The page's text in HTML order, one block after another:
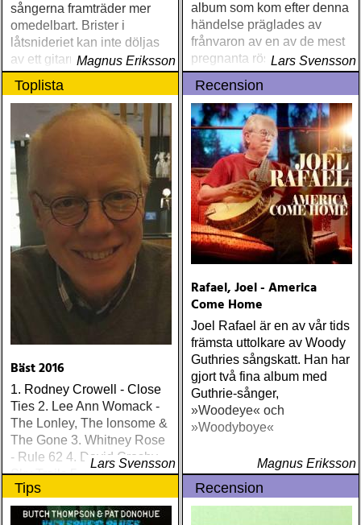
sångerna framträder mer
omedelbart. Brister i
låtsnideriet kan inte döljas
av ett gitarrsolo eller ett par
böljande klaviaturgångar
Magnus Eriksson
album som kom efter denna
händelse präglades av
frånvaron av en av de mest
pregnanta röster inom
genren singer-songwriters
Lars Svensson
Toplista
Bäst 2016
1. Rodney Crowell - Close
Ties 2. Lee Ann Womack -
The Lonley, The lonsome &
The Gone 3. Whitney Rose
- Rule 62 4. David Crosby -
Sky Trails 5. Randy
Newman - Dark Matter 6.
Buffy Ford Stewart - Once
Lars Svensson
Recension
Rafael, Joel - America
Come Home
Joel Rafael är en av vår tids
främsta uttolkare av Woody
Guthries sångskatt. Han har
gjort två fina album med
Guthrie-sånger,
»Woodeye« och
»Woodyboye«
Magnus Eriksson
Tips Recension